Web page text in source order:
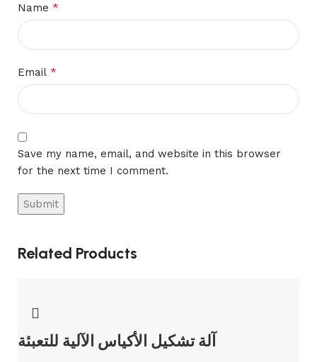
Name *
Email *
Save my name, email, and website in this browser
for the next time I comment.
Related Products
آلة تشكيل الأكياس الآلية للتعبئة